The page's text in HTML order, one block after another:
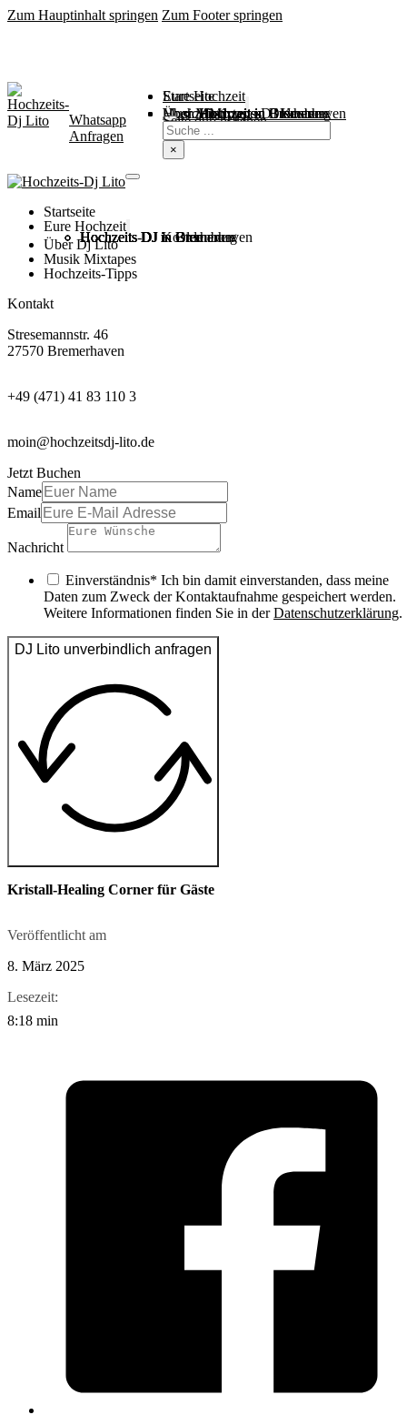
Zum Hauptinhalt springen Zum Footer springen
Startseite
Eure Hochzeit
Hochzeit in Bremen
Hochzeit in Bremerhaven
Hochzeit in Cuxhaven
Hochzeit in Oldenburg
Hochzeits-DJ Kosten
Über Mich
Music / Mixtapes
Hochzeitstipps
Seite durchsuchen
Suchen
×
Whatsapp
Anfragen
Startseite
Eure Hochzeit
Hochzeits DJ in Bremen
Hochzeits DJ in Bremerhaven
Hochzeits DJ in Cuxhaven
Hochzeits DJ in Oldenburg
Hochzeits-DJ Kosten
Über Dj Lito
Musik Mixtapes
Hochzeits-Tipps
Kontakt
Stresemannstr. 46
27570 Bremerhaven
+49 (471) 41 83 110 3
moin@hochzeitsdj-lito.de
Jetzt Buchen
Name
Email
Nachricht
Einverständnis* Ich bin damit einverstanden, dass meine
Daten zum Zweck der Kontaktaufnahme gespeichert werden.
Weitere Informationen finden Sie in derDatenschutzerklärung.
DJ Lito unverbindlich anfragen
Kristall-Healing Corner für Gäste
Veröffentlicht am
8. März 2025
Lesezeit:
8:18 min